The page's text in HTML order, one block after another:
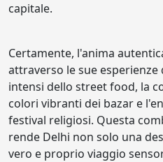
capitale.
Certamente, l'anima
attraverso le sue
intensi dello street food, la
colori vibranti dei bazar e
festival religiosi. Questa
rende Delhi non solo una
vero e proprio viaggio